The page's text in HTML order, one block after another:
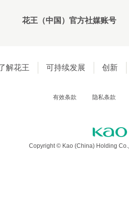
花王（中国）官方社媒账号
解花王 可持续发展 创新
有效条款 隐私条款
Copyright © Kao (China) Holding